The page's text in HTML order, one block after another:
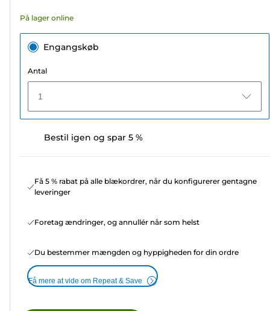
anmeldelser
På lager online
Engangskøb
Antal
1
Bestil igen og spar 5 %
Få 5 % rabat på alle blækordrer, når du konfigurerer gentagne
leveringer
Foretag ændringer, og annullér når som helst
Du bestemmer mængden og hyppigheden for din ordre
Få mere at vide om Repeat & Save